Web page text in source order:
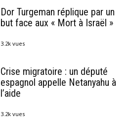
Dor Turgeman réplique par un
but face aux « Mort à Israël »
3.2k vues
Crise migratoire : un député
espagnol appelle Netanyahu à
l’aide
3.2k vues